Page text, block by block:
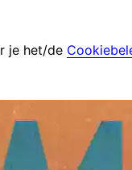
je het/de